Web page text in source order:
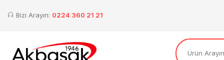
Bizi Arayın: 0224 360 21 21